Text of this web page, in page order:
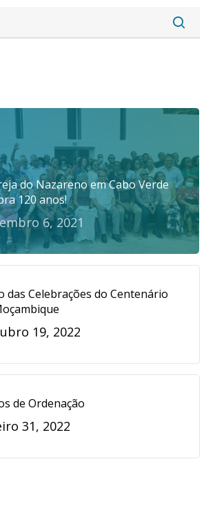
do Nazareno em Cabo Verde
120 anos!
6, 2021
das Celebrações do Centenário
19, 2022
de Ordenação
31, 2022